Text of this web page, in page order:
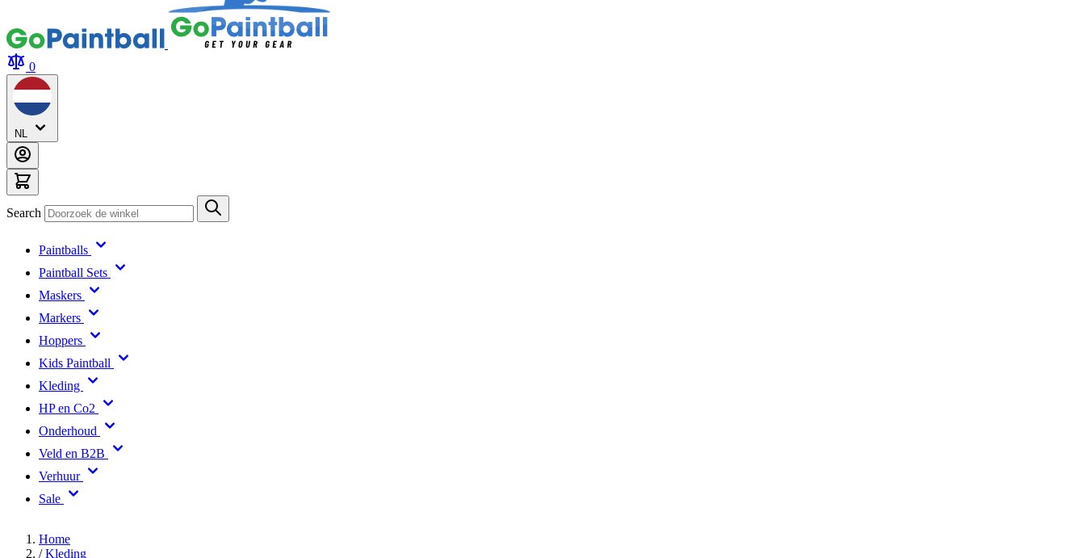
0
NL
Search
Paintballs
Paintball Sets
Maskers
Markers
Hoppers
Kids Paintball
Kleding
HP en Co2
Onderhoud
Veld en B2B
Verhuur
Sale
Home
/ Kleding